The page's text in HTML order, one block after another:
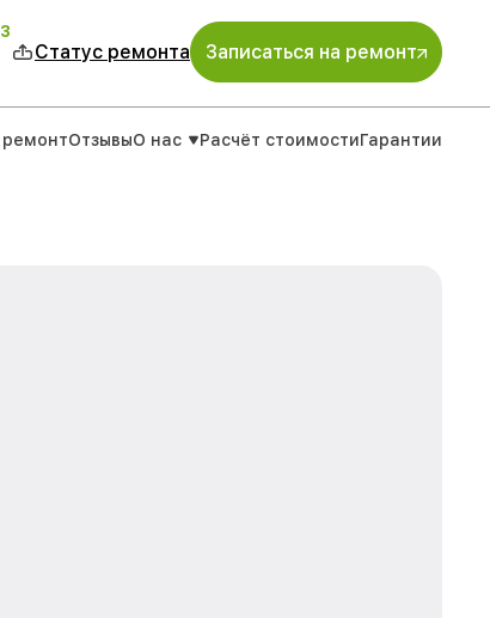
Статус ремонта Записаться на ремонт
ОтзывыО нас Расчёт стоимостиГарантии